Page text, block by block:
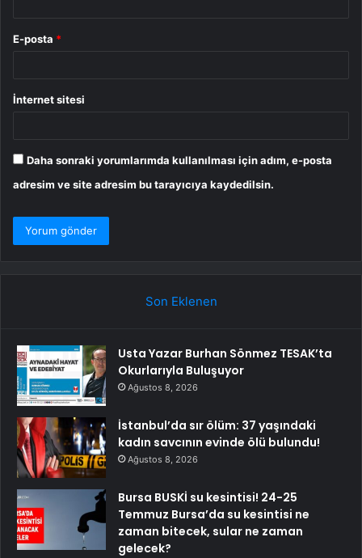
E-posta *
İnternet sitesi
Daha sonraki yorumlarımda kullanılması için adım, e-posta
adresim ve site adresim bu tarayıcıya kaydedilsin.
Son Eklenen
Usta Yazar Burhan Sönmez TESAK’ta
Okurlarıyla Buluşuyor
Ağustos 8, 2026
İstanbul’da sır ölüm: 37 yaşındaki
kadın savcının evinde ölü bulundu!
Ağustos 8, 2026
Bursa BUSKİ su kesintisi! 24-25
Temmuz Bursa’da su kesintisi ne
zaman bitecek, sular ne zaman
gelecek?